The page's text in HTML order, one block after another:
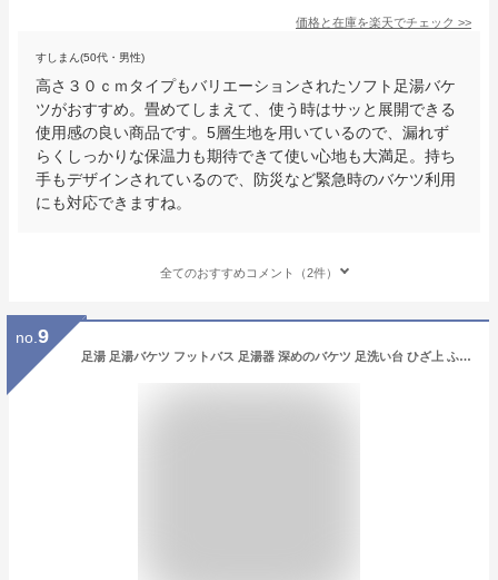
価格と在庫を楽天でチェック >>
すしまん(50代・男性)
高さ３０ｃｍタイプもバリエーションされたソフト足湯バケ
ツがおすすめ。畳めてしまえて、使う時はサッと展開できる
使用感の良い商品です。5層生地を用いているので、漏れず
らくしっかりな保温力も期待できて使い心地も大満足。持ち
手もデザインされているので、防災など緊急時のバケツ利用
にも対応できますね。
全てのおすすめコメント（2件）
no. 9
足湯 足湯バケツ フットバス 足湯器 深めのバケツ 足洗い台 ひざ上 ふくらはぎ 保温 プラスチック マッサージ プラス 厚手 家庭用 健康バケツ 足湯バケツ (高い,B)